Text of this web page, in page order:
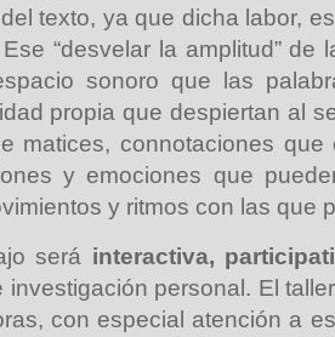
texto, ya que dicha labor,
“desvelar la amplitud”
sonoro que las
propia que despiertan al
matices, connotaciones
y emociones que
y ritmos con las que
será interactiva,
investigación personal. El
con especial atención a